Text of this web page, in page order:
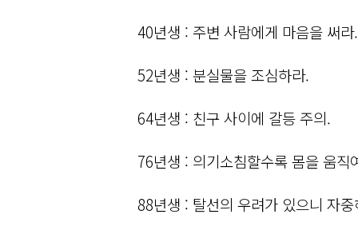
40년생 : 주변 사람에게 마음을 써라.
52년생 : 분실물을 조심하라.
64년생 : 친구 사이에 갈등 주의.
76년생 : 의기소침할수록 몸을 움직
88년생 : 탈선의 우려가 있으니 자중